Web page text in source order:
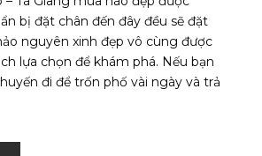
bị đặt chân đến đây đều sẽ đặt
nguyên xinh đẹp vô cùng được
lựa chọn để khám phá. Nếu bạn
đi để trốn phố vài ngày và trả